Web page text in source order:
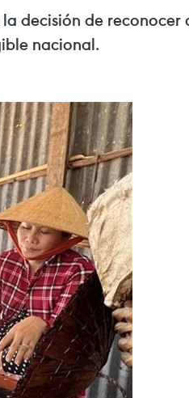
decisión de
nacional.